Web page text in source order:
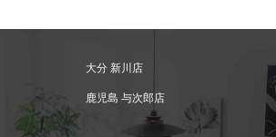
大分 新川店
鹿児島 与次郎店